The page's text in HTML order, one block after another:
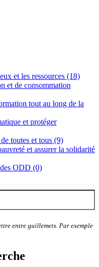
et les ressources (18)
et de consommation
tout au long de la
et protéger
toutes et tous (9)
et assurer la solidarité
ODD (0)
entre guillemets. Par exemple